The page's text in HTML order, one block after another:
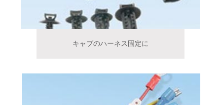
キャブのハーネス固定に